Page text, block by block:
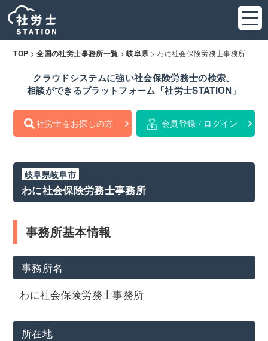
TOP >全国の社労士事務所一覧 >岐阜県 > わに社会保険労務士事務所
クラウドシステムに強い社会保険労務士の検索、
相談ができるプラットフォーム「社労士STATION」
社労士をお探しの方 会員登録 / ログイン
岐阜県岐阜市
わに社会保険労務士事務所
事務所基本情報
事務所名
わに社会保険労務士事務所
所在地